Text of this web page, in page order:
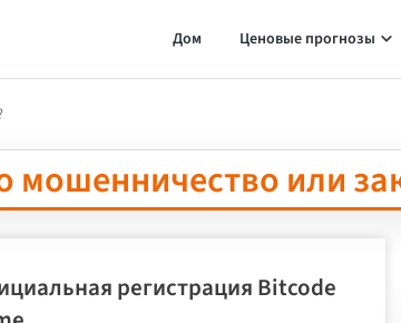
Дом Ценовые прогнозы
мошенничество или
регистрация Bitcode